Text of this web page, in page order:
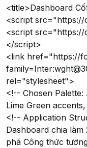
<title>Dashboard
<script src="https://
<script src="https://
</script>
<link href="https://
rel="stylesheet">
<!-- Chosen
Lime Green
<!-- Application
Dashboard chia
phá Công thức